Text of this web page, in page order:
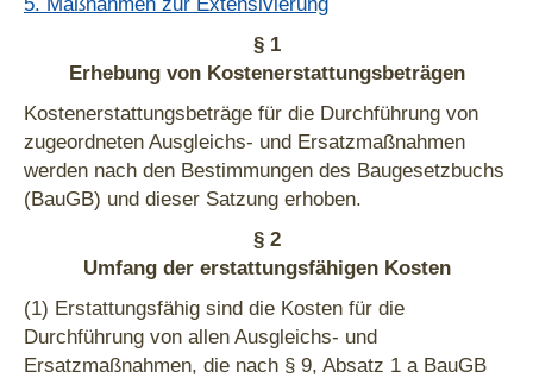
§ 1
Erhebung von Kostenerstattungsbeträgen
Kostenerstattungsbeträge für die Durchführung von
zugeordneten Ausgleichs- und Ersatzmaßnahmen
werden nach den Bestimmungen des Baugesetzbuchs
(BauGB) und dieser Satzung erhoben.
§ 2
Umfang der erstattungsfähigen Kosten
(1) Erstattungsfähig sind die Kosten für die
Durchführung von allen Ausgleichs- und
Ersatzmaßnahmen, die nach § 9, Absatz 1 a BauGB